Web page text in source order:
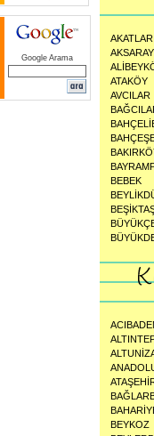
Google Arama
AKATLAR
AKSARAY
ATAKÖY
AVCILAR
BEBEK
BEYKOZ